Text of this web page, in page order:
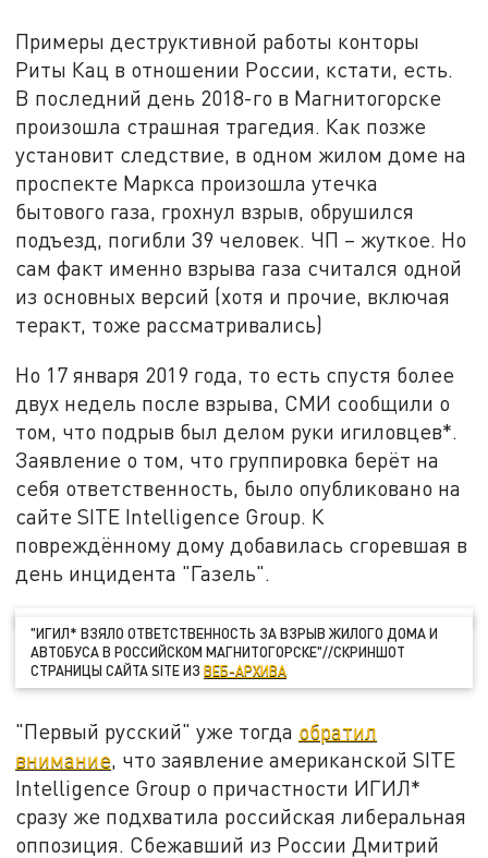
Примеры деструктивной работы конторы
Риты Кац в отношении России, кстати, есть.
В последний день 2018-го в Магнитогорске
произошла страшная трагедия. Как позже
установит следствие, в одном жилом доме на
проспекте Маркса произошла утечка
бытового газа, грохнул взрыв, обрушился
подъезд, погибли 39 человек. ЧП – жуткое. Но
сам факт именно взрыва газа считался одной
из основных версий (хотя и прочие, включая
теракт, тоже рассматривались)
Но 17 января 2019 года, то есть спустя более
двух недель после взрыва, СМИ сообщили о
том, что подрыв был делом руки игиловцев*.
Заявление о том, что группировка берёт на
себя ответственность, было опубликовано на
сайте SITE Intelligence Group. К
повреждённому дому добавилась сгоревшая в
день инцидента "Газель".
"ИГИЛ* ВЗЯЛО ОТВЕТСТВЕННОСТЬ ЗА ВЗРЫВ ЖИЛОГО ДОМА И
АВТОБУСА В РОССИЙСКОМ МАГНИТОГОРСКЕ"//СКРИНШОТ
СТРАНИЦЫ САЙТА SITE ИЗВЕБ-АРХИВА
"Первый русский" уже тогда обратил
внимание, что заявление американской SITE
Intelligence Group о причастности ИГИЛ*
сразу же подхватила российская либеральная
оппозиция. Сбежавший из России Дмитрий